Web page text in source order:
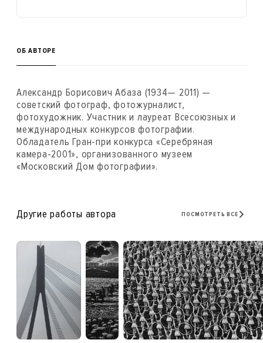
ОБ АВТОРЕ
Александр Борисович Абаза (1934— 2011) —
советский фотограф, фотожурналист,
фотохудожник. Участник и лауреат Всесоюзных и
международных конкурсов фотографии.
Обладатель Гран-при конкурса «Серебряная
камера-2001», организованного музеем
«Московский Дом фотографии».
Другие работы автора ПОСМОТРЕТЬ ВСЕ